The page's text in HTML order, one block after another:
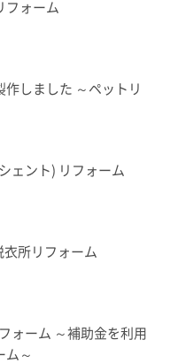
ォーム
しました ～ペットリ
ェント) リフォーム
所リフォーム
ォーム ～補助金を利用
ム ～